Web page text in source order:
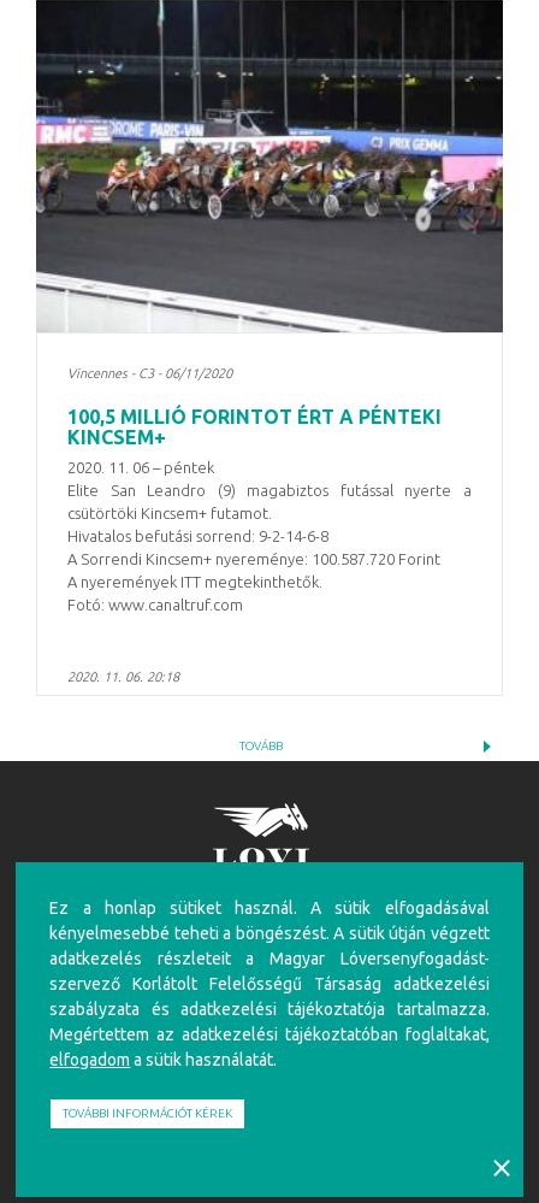
Vincennes - C3 - 06/11/2020
100,5 MILLIÓ FORINTOT ÉRT A PÉNTEKI
KINCSEM+
2020. 11. 06 – péntek
Elite San Leandro (9) magabiztos futással nyerte a
csütörtöki Kincsem+ futamot.
Hivatalos befutási sorrend: 9-2-14-6-8
A Sorrendi Kincsem+ nyereménye: 100.587.720 Forint
A nyeremények ITT megtekinthetők.
Fotó: www.canaltruf.com
2020. 11. 06. 20:18
TOVÁBB
FIGYELEM!
A túlzásba vitt szerencsejáték ártalmas, mentálhigiénés problémákat, illetve függőséget
okozhat! Éljen az önkorlátozás, önkizárás lehetőségével! Szerencsejátékban csak 18 éven
felüliek vehetnek részt!
Írj nekünk! Játékosvédelem Részvételi szabályzat Adatkezelési Szabályzat Impresszum
Partnerünk:
Ez a honlap sütiket használ. A sütik elfogadásával
kényelmesebbé teheti a böngészést. A sütik útján végzett
adatkezelés részleteit a Magyar Lóversenyfogadást-
szervező Korlátolt Felelősségű Társaság adatkezelési
szabályzata és adatkezelési tájékoztatója tartalmazza.
Megértettem az adatkezelési tájékoztatóban foglaltakat,
elfogadom a sütik használatát.
TOVÁBBI INFORMÁCIÓT KÉREK
⨯